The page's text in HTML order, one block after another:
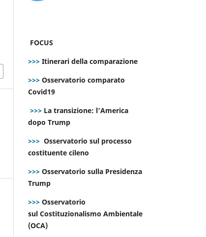
FOCUS
>>> Itinerari della comparazione
>>> Osservatorio comparato
Covid19
>>> La transizione: l’America
dopo Trump
>>> Osservatorio sul processo
costituente cileno
>>> Osservatorio sulla Presidenza
Trump
>>> Osservatorio
sul Costituzionalismo Ambientale
(OCA)